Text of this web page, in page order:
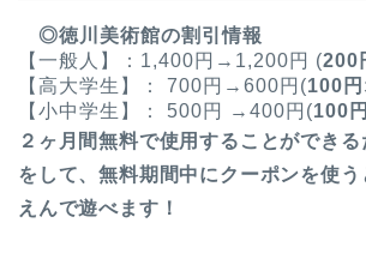
◎徳川美術館の割引情報
【一般人】：1,400円→1,200円 (200
【高大学生】： 700円→600円(100円
【小中学生】： 500円 →400円(100
２ヶ月間無料で使用することができ
をして、無料期間中にクーポンを使う
えんで遊べます！